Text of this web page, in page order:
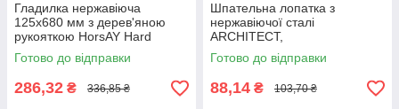
Гладилка нержавіюча
125x680 мм з дерев'яною
рукояткою HorsAY Hard
Готово до відправки
286,32 ₴ 336,85 ₴
Шпательна лопатка з
нержавіючої сталі
ARCHITECT,
двохкомпонентна ручка
150мм HorsAY Hard
Готово до відправки
88,14 ₴ 103,70 ₴